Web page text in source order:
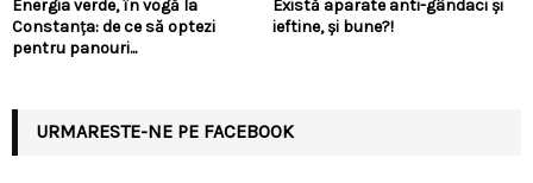
Energia verde, în vogă la
Constanța: de ce să optezi
pentru panouri...
Există aparate anti-gândaci și
ieftine, și bune?!
URMARESTE-NE PE FACEBOOK